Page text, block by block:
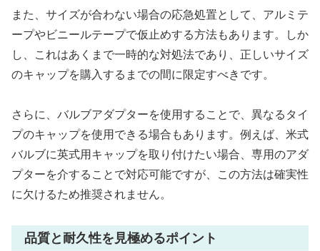
また、サイズが合わない場合の応急処置として、アルミテ
ープやビニールテープで仮止めする方法もあります。しか
し、これはあくまで一時的な対処法であり、正しいサイズ
のキャップを購入するまでの間に限定すべきです。
さらに、バルブアダプターを使用することで、異なるタイ
プのキャップを使用できる場合もあります。例えば、米式
バルブに英式用キャップを取り付けたい場合、専用のアダ
プターを介することで対応可能ですが、この方法は確実性
に欠けるため推奨されません。
品質と耐久性を見極めるポイント